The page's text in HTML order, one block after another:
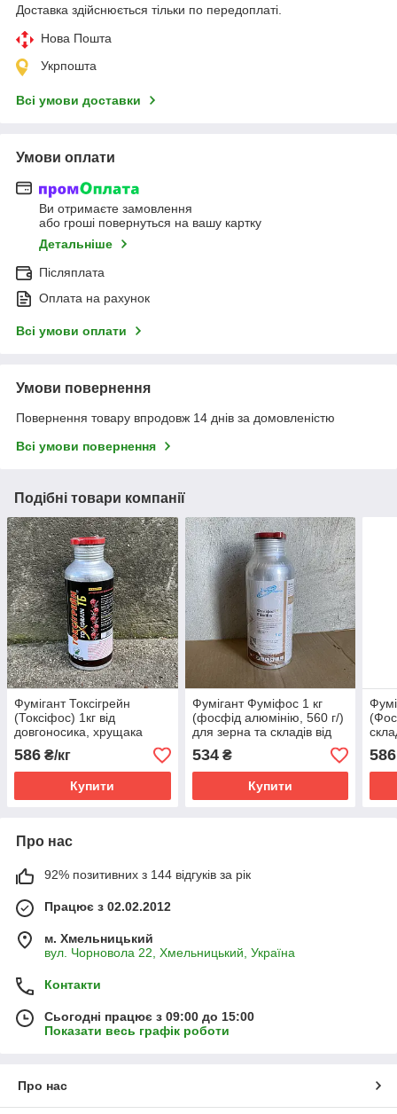
Доставка здійснюється тільки по передоплаті.
Нова Пошта
Укрпошта
Всі умови доставки
Умови оплати
Ви отримаєте замовлення
або гроші повернуться на вашу картку
Детальніше
Післяплата
Оплата на рахунок
Всі умови оплати
Умови повернення
Повернення товару впродовж 14 днів за домовленістю
Всі умови повернення
Подібні товари компанії
Фумігант Токсігрейн
(Токсіфос) 1кг від
довгоносика, хрущака
зернівки, зернової молі
(міль), вогнівки, кротів
586 ₴/кг
Купити
Фумігант Фуміфос 1 кг
(фосфід алюмінію, 560 г/)
для зерна та складів від
борошноїда, зернової
молі (міль)
534₴
Купити
586
Про нас
92% позитивних з 144 відгуків за рік
Працює з 02.02.2012
м. Хмельницький
вул. Чорновола 22, Хмельницький, Україна
Контакти
Сьогодні працює з 09:00 до 15:00
Показати весь графік роботи
Про нас